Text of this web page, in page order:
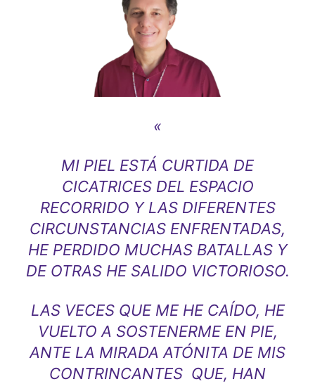
«
MI PIEL ESTÁ CURTIDA DE
CICATRICES DEL ESPACIO
RECORRIDO Y LAS DIFERENTES
CIRCUNSTANCIAS ENFRENTADAS,
HE PERDIDO MUCHAS BATALLAS Y
DE OTRAS HE SALIDO VICTORIOSO.
LAS VECES QUE ME HE CAÍDO, HE
VUELTO A SOSTENERME EN PIE,
ANTE LA MIRADA ATÓNITA DE MIS
CONTRINCANTES QUE, HAN